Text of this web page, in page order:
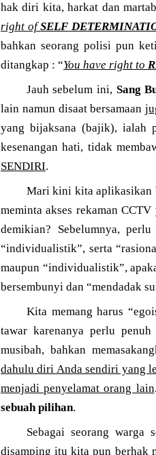
hak diri kita, harkat dan
right ofSELF
bahkan seorang polisi pun
ditangkap : “You have right to
Jauh sebelum ini, Sang
lain namun disaat bersamaan
yang bijaksana (bajik), ialah
kesenangan hati, tidak
SENDIRI.
Mari kini kita aplikasikan
meminta akses rekaman
demikian? Sebelumnya,
“individualistik”, serta
maupun “individualistik”,
bersembunyi dan “mendadak
Kita memang harus
tawar karenanya perlu
musibah, bahkan
dahulu diri Anda sendiri yang
menjadi penyelamat orang lain.
sebuah pilihan.
Sebagai seorang warga
disamping itu kita pun berhak